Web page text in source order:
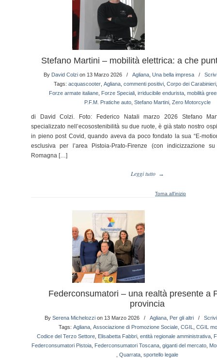
Stefano Martini – mobilità elettrica: a che
By David Colzi on 13 Marzo 2026 / Agliana Una bella impresa /
Tags: acquascooter, Agliana, commenti positivi, Corpo dei Carabinieri
Forze armate italiane, Forze Speciali, irriducibile endurista, mobilità
P.F.M. Pratiche auto, Stefano Martini, Zero Motorcycle
di David Colzi. Foto: Federico Natali marzo 2026 Stefano
specializzato nell’ecosostenibilità su due ruote, è già stato nostro
in pieno post Covid, quando aveva da poco fondato la sua “E-
esclusiva per l’area Pistoia-Prato-Firenze (con indicizzazione
Romagna […]
Leggi tutto →
Torna all'inizio
Federconsumatori – una realtà presente a
provincia
By Serena Michelozzion 13 Marzo 2026 / Agliana, Per gli altri /
Tags: Agliana Associazione di Promozione Sociale CGIL
CGIL
Codice del Terzo Settore, Elisabetta Fabbri, entità regionale amministrativa,
Federconsumatori Pistoia, Federconsumatori Toscana, giganti del mercato,
Quarrata sportello legale